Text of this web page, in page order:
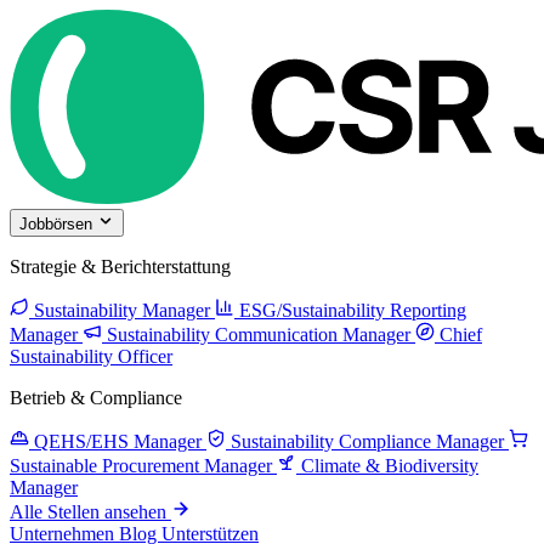
Jobbörsen
Strategie & Berichterstattung
Sustainability Manager
ESG/Sustainability Reporting
Manager
Sustainability Communication Manager
Chief
Sustainability Officer
Betrieb & Compliance
QEHS/EHS Manager
Sustainability Compliance Manager
Sustainable Procurement Manager
Climate & Biodiversity
Manager
Alle Stellen ansehen
Unternehmen Blog Unterstützen